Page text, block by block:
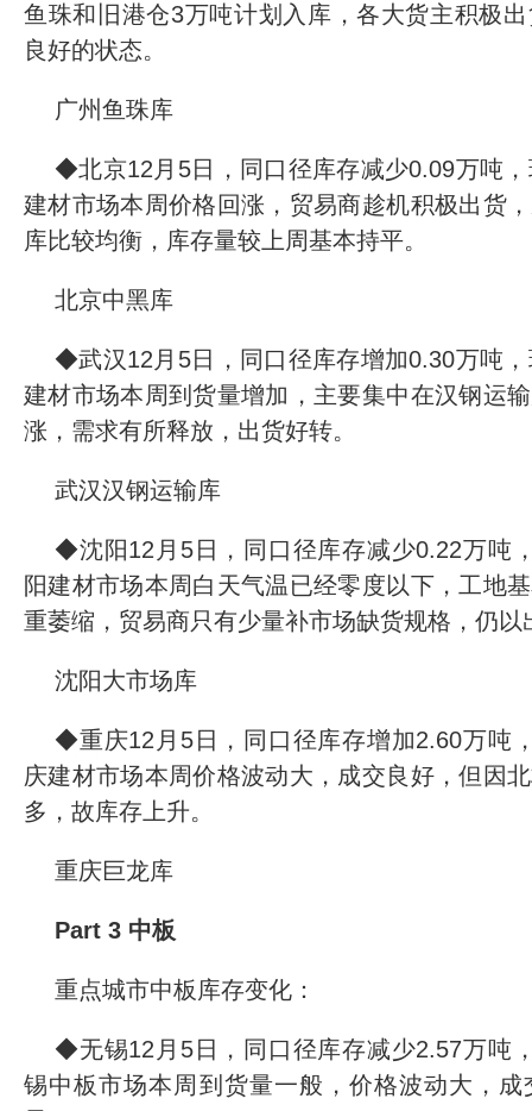
鱼珠和旧港仓3万吨计划入库，各大货主积极
良好的状态。
广州鱼珠库
◆北京12月5日，同口径库存减少0.09万吨
建材市场本周价格回涨，贸易商趁机积极出货
库比较均衡，库存量较上周基本持平。
北京中黑库
◆武汉12月5日，同口径库存增加0.30万吨
建材市场本周到货量增加，主要集中在汉钢运
涨，需求有所释放，出货好转。
武汉汉钢运输库
◆沈阳12月5日，同口径库存减少0.22万吨
阳建材市场本周白天气温已经零度以下，工地
重萎缩，贸易商只有少量补市场缺货规格，仍以
沈阳大市场库
◆重庆12月5日，同口径库存增加2.60万吨
庆建材市场本周价格波动大，成交良好，但因
多，故库存上升。
重庆巨龙库
Part 3 中板
重点城市中板库存变化：
◆无锡12月5日，同口径库存减少2.57万吨
锡中板市场本周到货量一般，价格波动大，